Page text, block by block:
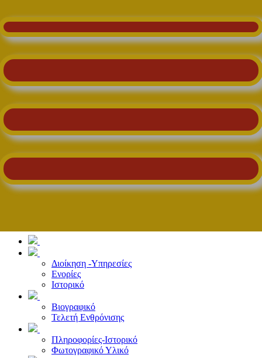
Διοίκηση -Υπηρεσίες
Ενορίες
Ιστορικό
Βιογραφικό
Τελετή Ενθρόνισης
Πληροφορίες-Ιστορικό
Φωτογραφικό Υλικό